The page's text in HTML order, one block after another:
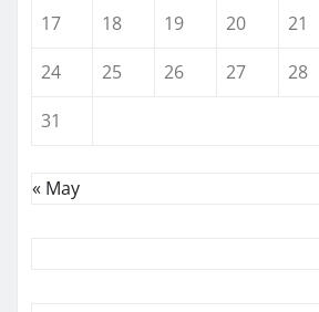
17 18 19 20 21
24
25 26 27 28
31
« May